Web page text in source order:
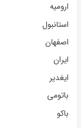
ارومیه
استانبول
اصفهان
ایران
ایغدیر
باتومی
باکو